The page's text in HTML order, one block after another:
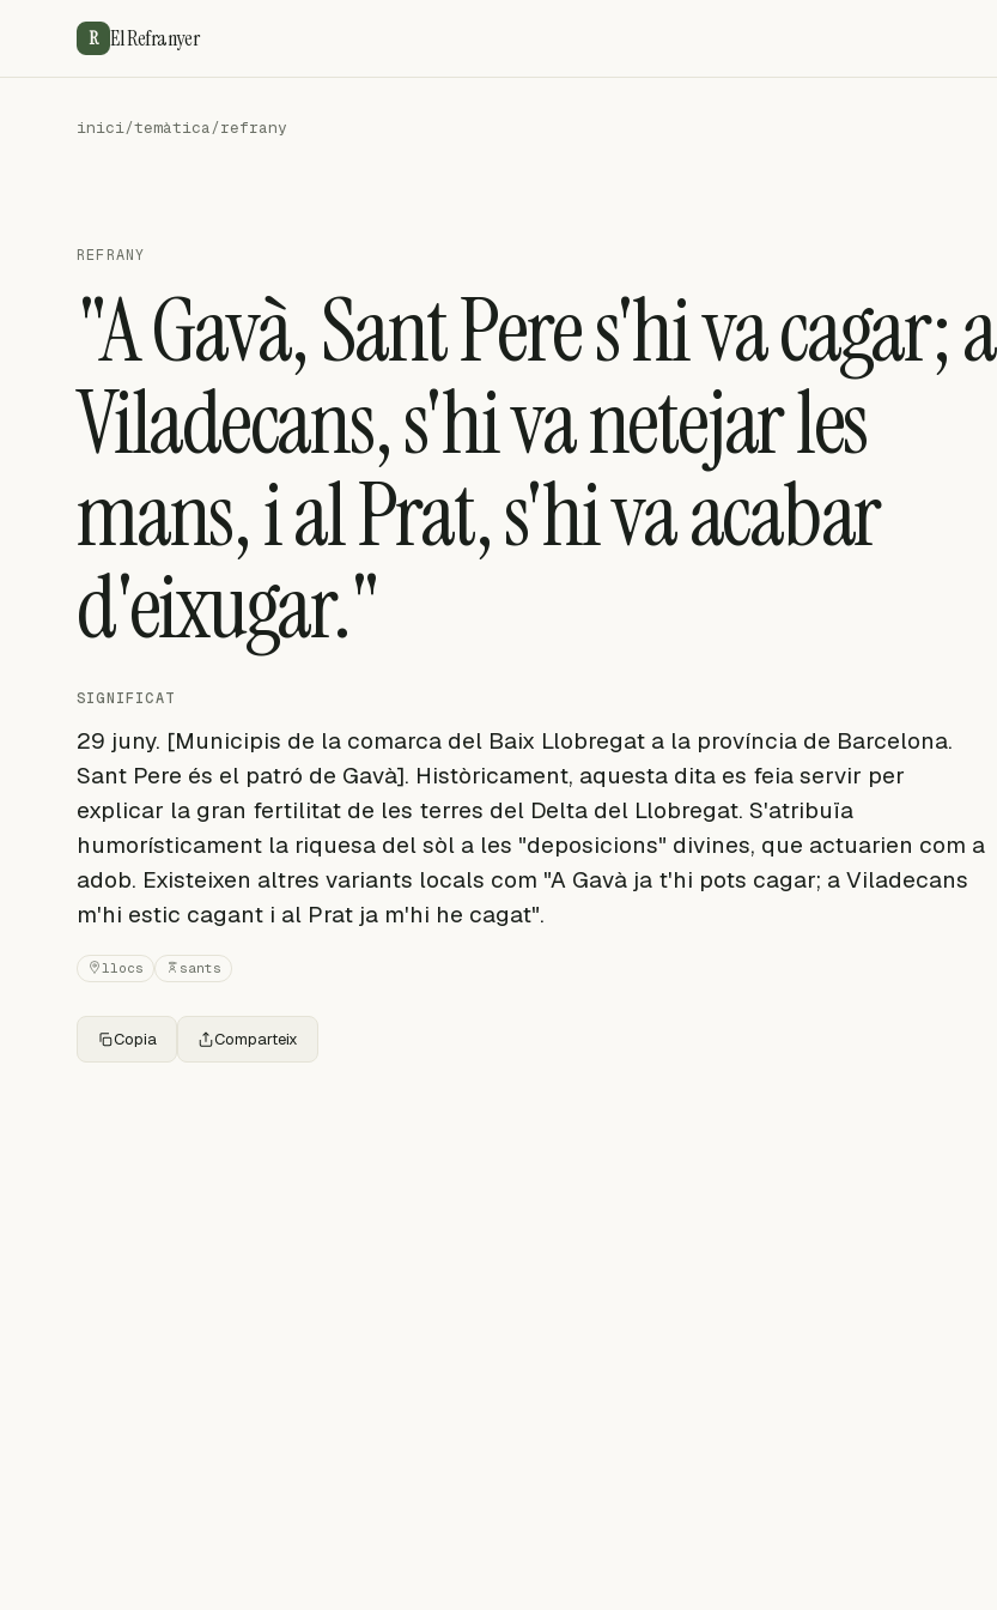
R El Refranyer
inici/temàtica/refrany
REFRANY
"A Gavà, Sant Pere s'hi va cagar; a
Viladecans, s'hi va netejar les
mans, i al Prat, s'hi va acabar
d'eixugar."
SIGNIFICAT
29 juny. [Municipis de la comarca del Baix Llobregat a la província de Barcelona.
Sant Pere és el patró de Gavà]. Històricament, aquesta dita es feia servir per
explicar la gran fertilitat de les terres del Delta del Llobregat. S'atribuïa
humorísticament la riquesa del sòl a les "deposicions" divines, que actuarien com a
adob. Existeixen altres variants locals com "A Gavà ja t'hi pots cagar; a Viladecans
m'hi estic cagant i al Prat ja m'hi he cagat".
llocs sants
Copia Comparteix